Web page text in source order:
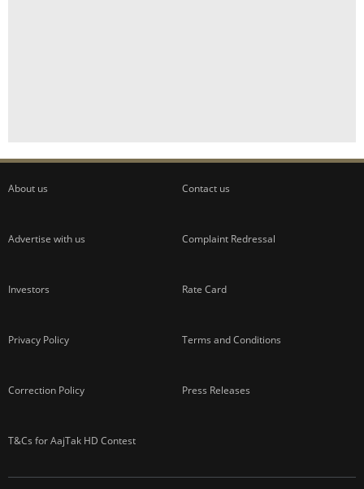
About us Contact us
Advertise with us Complaint Redressal
Investors Rate Card
Privacy Policy Terms and Conditions
Correction Policy Press Releases
T&Cs for AajTak HD Contest